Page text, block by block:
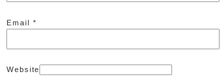
Email *
Website